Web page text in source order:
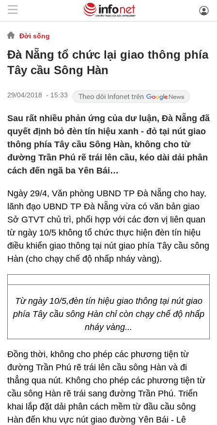
Đời sống
Đà Nẵng tổ chức lại giao thông phía
Tây cầu Sông Hàn
29/04/2018 - 15:33
Sau rất nhiều phản ứng của dư luận, Đà Nẵng đã
quyết định bỏ đèn tín hiệu xanh - đỏ tại nút giao
thông phía Tây cầu Sông Hàn, không cho từ
đường Trần Phú rẽ trái lên cầu, kéo dài dải phân
cách đến ngã ba Yên Bái…
Ngày 29/4, Văn phòng UBND TP Đà Nẵng cho hay,
lãnh đạo UBND TP Đà Nẵng vừa có văn bản giao
Sở GTVT chủ trì, phối hợp với các đơn vị liên quan
từ ngày 10/5 không tổ chức thực hiện đèn tín hiệu
điều khiển giao thông tại nút giao phía Tây cầu sông
Hàn (cho chạy chế độ nhấp nháy vàng).
Từ ngày 10/5,đèn tín hiệu giao thông tại nút giao
phía Tây cầu sông Hàn chỉ còn chạy chế độ nhấp
nháy vàng...
Đồng thời, không cho phép các phương tiện từ
đường Trần Phú rẽ trái lên cầu sông Hàn và đi
thẳng qua nút. Không cho phép các phương tiện từ
cầu sông Hàn rẽ trái sang đường Trần Phú. Triển
khai lắp đặt dải phân cách mềm từ đầu cầu sông
Hàn đến khu vực nút giao đường Yên Bái - Lê